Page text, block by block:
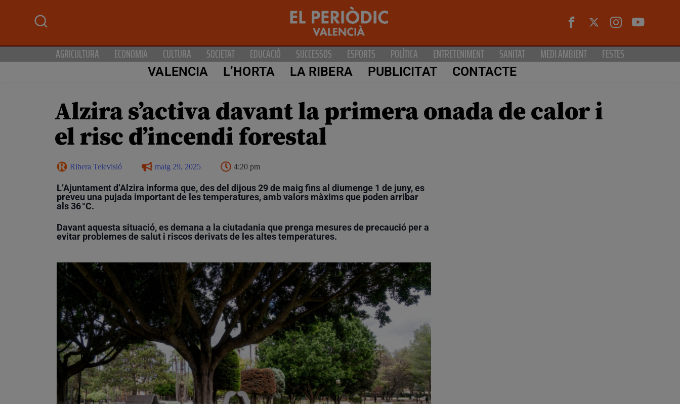
AGRICULTURA ECONOMIA CULTURA SOCIETAT EDUCACIÓ SUCCESSOS ESPORTS POLÍTICA ENTRETENIMENT SANITAT MEDI AMBIENT FESTES
VALENCIA L’HORTA LA RIBERA PUBLICITAT CONTACTE
Alzira s’activa davant la primera onada de calor i
el risc d’incendi forestal
Ribera Televisió maig 29, 2025 4:20 pm
L’Ajuntament d’Alzira informa que, des del dijous 29 de maig fins al diumenge 1 de juny, es
preveu una pujada important de les temperatures, amb valors màxims que poden arribar
als 36 °C.
Davant aquesta situació, es demana a la ciutadania que prenga mesures de precaució per a
evitar problemes de salut i riscos derivats de les altes temperatures.